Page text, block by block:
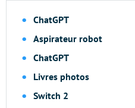
ChatGPT
Aspirateur robot
ChatGPT
Livres photos
Switch 2